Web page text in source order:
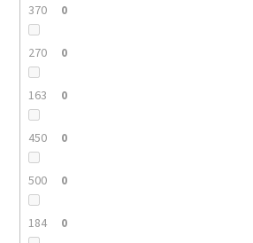
370 0
270 0
163 0
450 0
500 0
184 0